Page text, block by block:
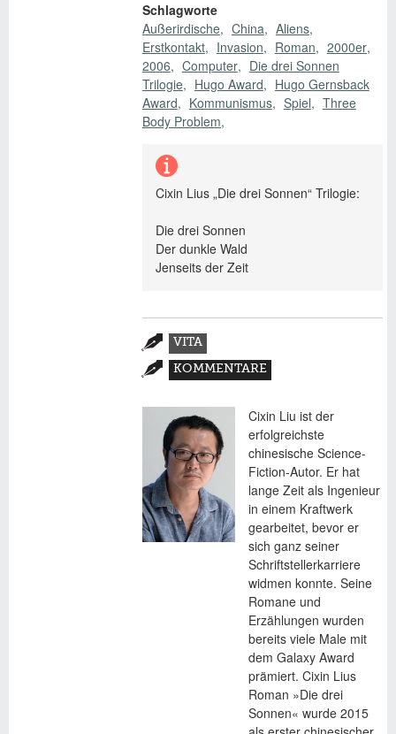
Schlagworte
Außerirdische
China
Aliens
Erstkontakt
Invasion Roman
2000er
2006
Computer
Die drei Sonnen
Trilogie
Hugo Award
Hugo Gernsback
Award
Kommunismus Spiel
Three
Body Problem
Cixin Lius „Die drei Sonnen“ Trilogie:
Die drei Sonnen
Der dunkle Wald
Jenseits der Zeit
Zusatzmaterial
VITA
(AKTIVER
REITER)
KOMMENTARE
Cixin Liu ist der
erfolgreichste
chinesische Science-
Fiction-Autor. Er hat
lange Zeit als Ingenieur
in einem Kraftwerk
gearbeitet, bevor er
sich ganz seiner
Schriftstellerkarriere
widmen konnte. Seine
Romane und
Erzählungen wurden
bereits viele Male mit
dem Galaxy Award
prämiert. Cixin Lius
Roman »Die drei
Sonnen« wurde 2015